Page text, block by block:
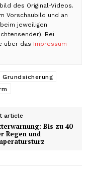
des Original-Videos.
Vorschaubild und an
jeweiligen
Bei
über das Impressum
Grundsicherung
article
Bis zu 40
Regen und